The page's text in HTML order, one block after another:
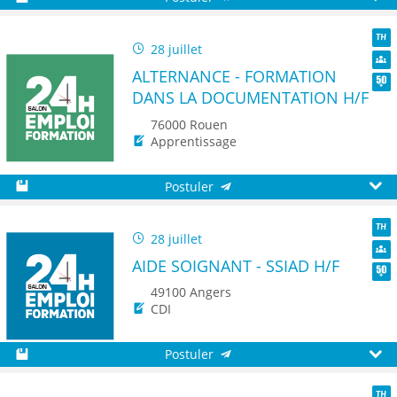
28 juillet
TH
ALTERNANCE - FORMATION
DANS LA DOCUMENTATION H/F
76000 Rouen
Apprentissage
Postuler
28 juillet
TH
AIDE SOIGNANT - SSIAD H/F
49100 Angers
CDI
Postuler